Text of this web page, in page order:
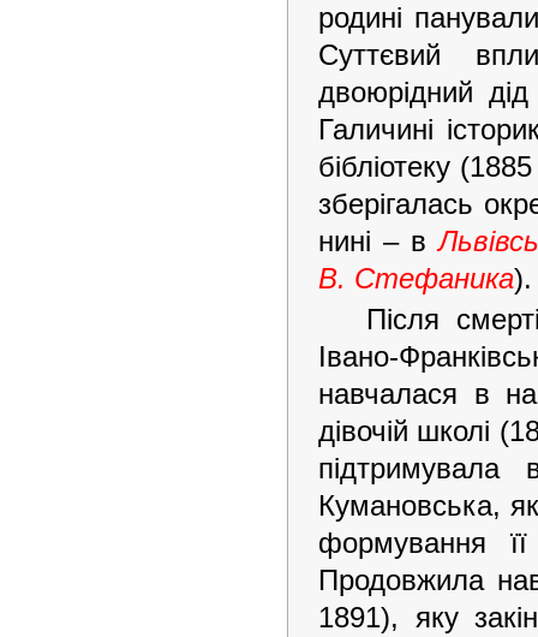
родині
Суттєвий
двоюрідний
Галичині
бібліотеку
зберігалась
нині – в
В. Стефаника).
Після
Івано-
навчалася в
дівочій школі
підтримувала
Кумановська,
формування
Продовжила
1891), яку